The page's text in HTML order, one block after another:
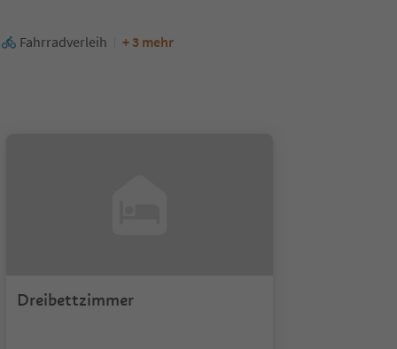
Fahrradverleih + 3 mehr
Dreibettzimmer